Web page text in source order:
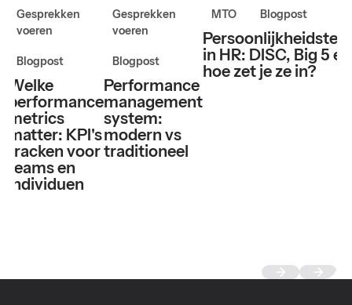
Gesprekken
voeren
Blogpost
Welke
performance
metrics
matter: KPI's
tracken voor
teams en
individuen
Gesprekken
voeren
Blogpost
Performance
management
system:
modern vs
traditioneel
MTO Blogpost
in HR: DISC, Big 5 en
hoe zet je ze in?